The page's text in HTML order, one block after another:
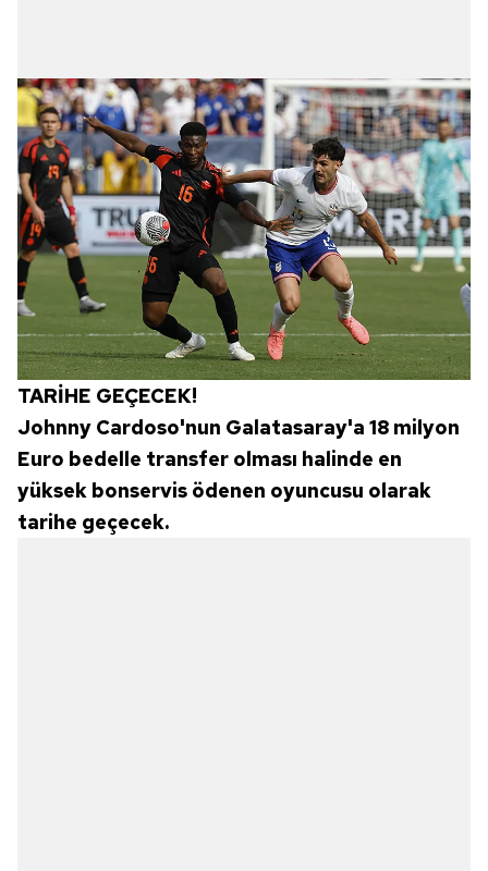
TARİHE GEÇECEK!
Johnny Cardoso'nun Galatasaray'a 18 milyon
Euro bedelle transfer olması halinde en
yüksek bonservis ödenen oyuncusu olarak
tarihe geçecek.